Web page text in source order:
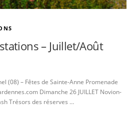
– Juillet/Août
(08) – Fêtes de Sainte-Anne Promenade
Dimanche 26 JUILLET Novion-
Trésors des réserves …